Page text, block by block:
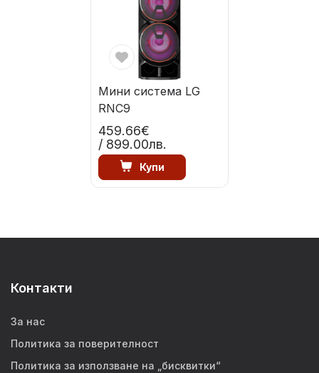
459.66€
/ 899.00лв.
Мини системa LG
RNC9
Купи
Контакти
За нас
Политика за поверителност
Политика за използване на „бисквитки“